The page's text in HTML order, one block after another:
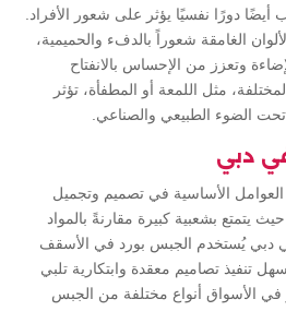
أيضًا دورًا نفسيًا يؤثر على شعور الأفراد.
الغامقة شعوراً بالدفء والحميمية،
وتعزز من الإحساس بالانفتاح
مثل اللمعة أو المطفأة، تؤثر
الضوء الطبيعي والصناعي.
دبي
الأساسية في تصميم وتجميل
يتمتع بشعبية كبيرة مقارنةً بالمواد
دبي يُستخدم الجبس بورد في الأسقف
تنفيذ تصاميم معقدة وابتكارية تلبي
في الأسواق أنواع مختلفة من الجبس